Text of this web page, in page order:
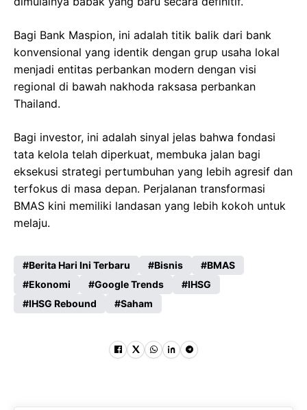
Bagi Bank Maspion, ini adalah titik balik dari bank
konvensional yang identik dengan grup usaha lokal
menjadi entitas perbankan modern dengan visi
regional di bawah nakhoda raksasa perbankan
Thailand.
Bagi investor, ini adalah sinyal jelas bahwa fondasi
tata kelola telah diperkuat, membuka jalan bagi
eksekusi strategi pertumbuhan yang lebih agresif dan
terfokus di masa depan. Perjalanan transformasi
BMAS kini memiliki landasan yang lebih kokoh untuk
melaju.
Berita Hari Ini Terbaru Bisnis
BMAS
Ekonomi
Google Trends
IHSG
IHSG Rebound
Saham